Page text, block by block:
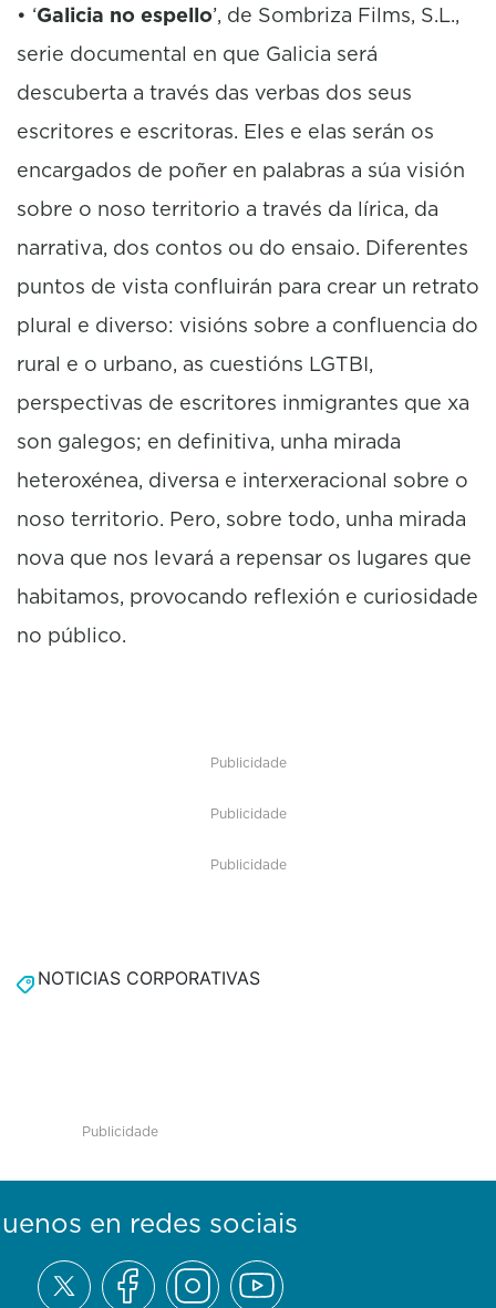
• ‘Galicia no espello’, de Sombriza Films, S.L.,
serie documental en que Galicia será
descuberta a través das verbas dos seus
escritores e escritoras. Eles e elas serán os
encargados de poñer en palabras a súa visión
sobre o noso territorio a través da lírica, da
narrativa, dos contos ou do ensaio. Diferentes
puntos de vista confluirán para crear un retrato
plural e diverso: visións sobre a confluencia do
rural e o urbano, as cuestións LGTBI,
perspectivas de escritores inmigrantes que xa
son galegos; en definitiva, unha mirada
heteroxénea, diversa e interxeracional sobre o
noso territorio. Pero, sobre todo, unha mirada
nova que nos levará a repensar os lugares que
habitamos, provocando reflexión e curiosidade
no público.
Publicidade
Publicidade
Publicidade
NOTICIAS CORPORATIVAS
Publicidade
en redes sociais